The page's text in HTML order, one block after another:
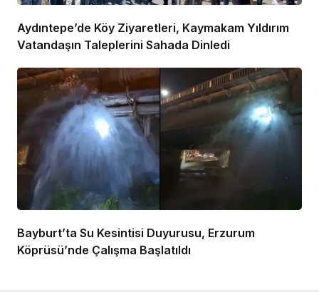
Aydıntepe’de Köy Ziyaretleri, Kaymakam Yıldırım
Vatandaşın Taleplerini Sahada Dinledi
Bayburt’ta Su Kesintisi Duyurusu, Erzurum
Köprüsü’nde Çalışma Başlatıldı